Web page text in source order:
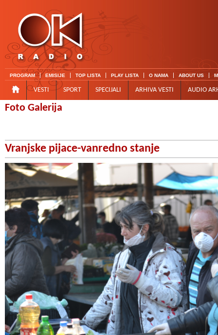
PROGRAM EMISIJE TOP LISTA PLAY LISTA O NAMA ABOUT US
VESTI SPORT SPECIJALI ARHIVA VESTI AUDIO
Foto Galerija
Vranjske pijace-vanredno stanje